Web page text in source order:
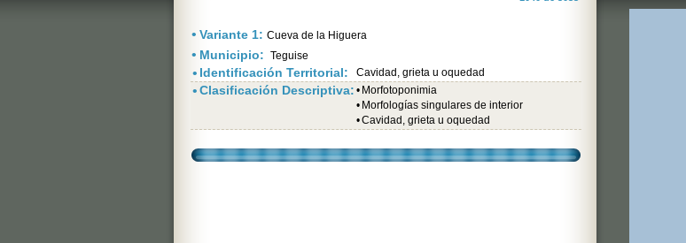
• Variante 1: Cueva de la Higuera
• Municipio: Teguise
• Identificación Territorial: Cavidad, grieta u oquedad
•Clasificación Descriptiva: • Morfotoponimia
• Morfologías singulares de interior
•Cavidad, grieta u oquedad